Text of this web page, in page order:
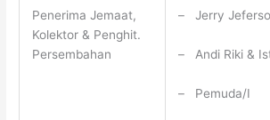
Penerima Jemaat,
Kolektor & Penghit.
Persembahan
– Jerry
– Andi Riki &
– Pemuda/I